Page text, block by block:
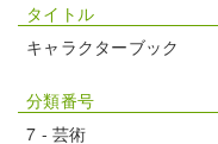
タイトル
キャラクターブック
分類番号
7 - 芸術